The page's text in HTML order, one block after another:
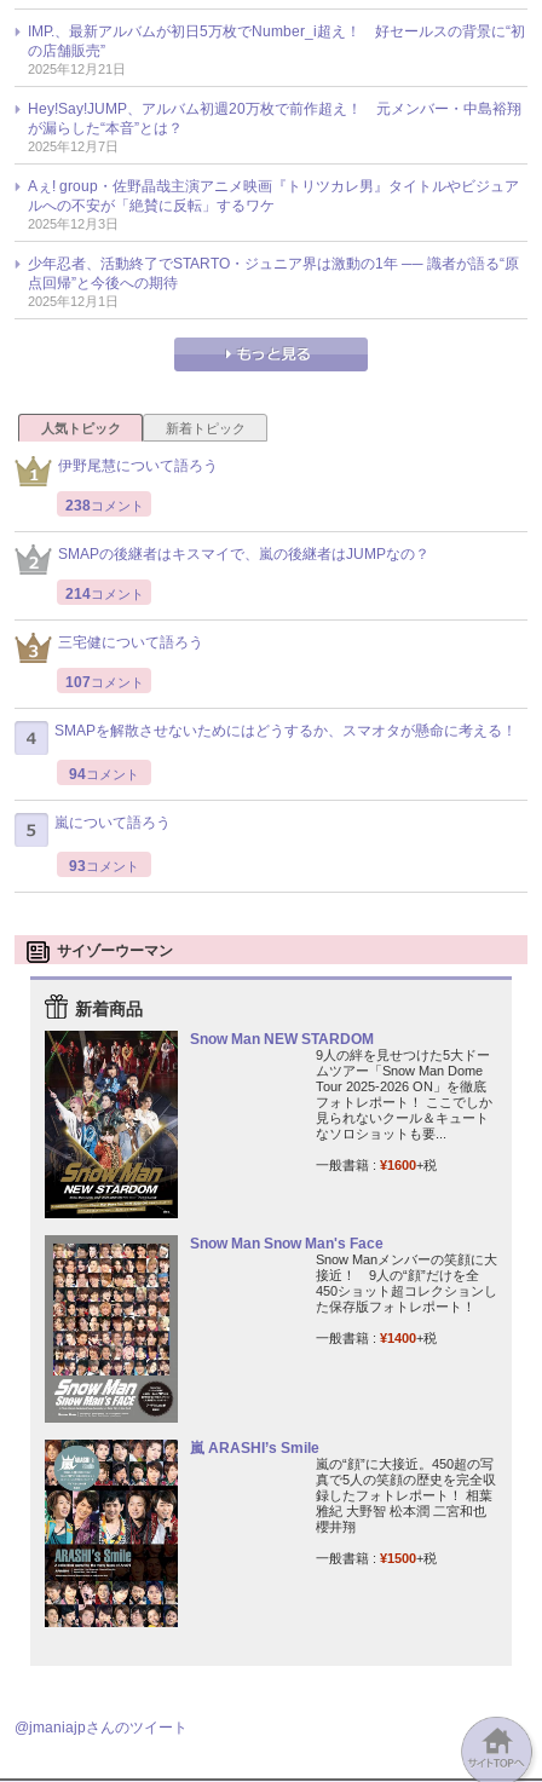
IMP.、最新アルバムが初日5万枚でNumber_i超え！ 好セールスの背景に“初
の店舗販売”
2025年12月21日
Hey!Say!JUMP、アルバム初週20万枚で前作超え！ 元メンバー・中島裕翔
が漏らした“本音”とは？
2025年12月7日
Aぇ! group・佐野晶哉主演アニメ映画『トリツカレ男』タイトルやビジュア
ルへの不安が「絶賛に反転」するワケ
2025年12月3日
少年忍者、活動終了でSTARTO・ジュニア界は激動の1年 ── 識者が語る“原
点回帰”と今後への期待
2025年12月1日
人気トピック 新着トピック
伊野尾慧について語ろう
238コメント
SMAPの後継者はキスマイで、嵐の後継者はJUMPなの？
214コメント
三宅健について語ろう
107 コメント
SMAPを解散させないためにはどうするか、スマオタが懸命に考える！
94コメント
嵐について語ろう
93コメント
サイゾーウーマン
新着商品
Snow Man NEW STARDOM
9人の絆を見せつけた5大ドー
ムツアー「Snow Man Dome
Tour 2025-2026 ON」を徹底
フォトレポート！ ここでしか
見られないクール＆キュート
なソロショットも要...
一般書籍 : ¥1600+税
Snow Man Snow Man's Face
Snow Manメンバーの笑顔に大
接近！ 9人の“顔”だけを全
450ショット超コレクションし
た保存版フォトレポート！
一般書籍 : ¥1400+税
嵐 ARASHI’s Smile
嵐の“顔”に大接近。450超の写
真で5人の笑顔の歴史を完全収
録したフォトレポート！ 相葉
雅紀 大野智 松本潤 二宮和也
櫻井翔
一般書籍 : ¥1500+税
@jmaniajpさんのツイート